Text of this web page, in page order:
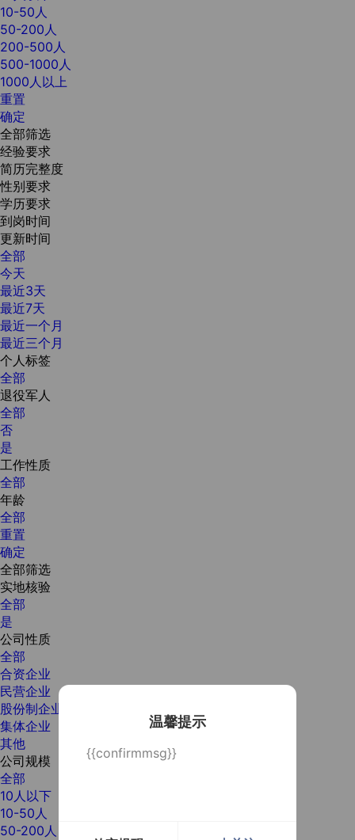
温馨提示
{{confirmmsg}}
10-50人
50-200人
200-500人
500-1000人
1000人以上
重置
确定
全部筛选
经验要求
简历完整度
性别要求
学历要求
到岗时间
更新时间
全部
今天
最近3天
最近7天
最近一个月
最近三个月
个人标签
全部
退役军人
全部
否
是
工作性质
全部
年龄
全部
重置
确定
全部筛选
实地核验
全部
是
公司性质
全部
合资企业
民营企业
股份制企业
集体企业
其他
公司规模
全部
10人以下
10-50人
50-200人